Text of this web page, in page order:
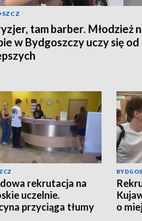
tam barber. Młodzież
w Bydgoszczy uczy się od
rekrutacja na
uczelnie.
przyciąga tłumy
o